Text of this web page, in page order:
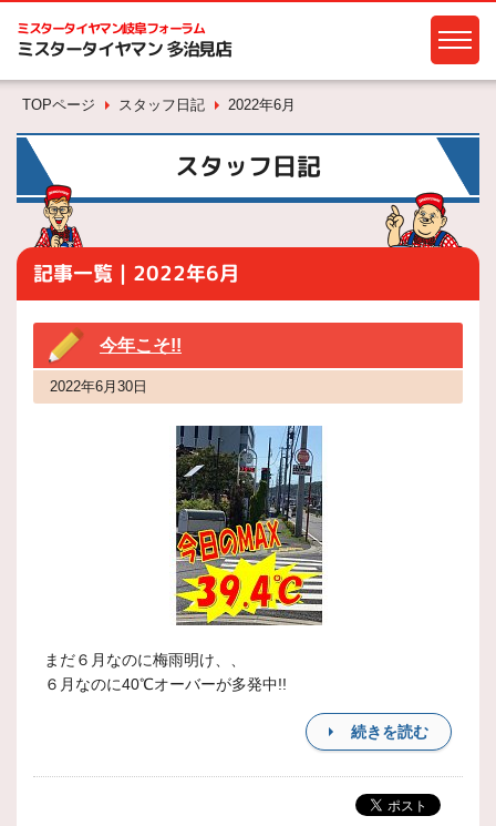
ミスタータイヤマン岐阜フォーラム
ミスタータイヤマン 多治見店
TOPページ スタッフ日記 2022年6月
スタッフ日記
記事一覧｜2022年6月
今年こそ!!
2022年6月30日
まだ６月なのに梅雨明け、、
６月なのに40℃オーバーが多発中!!
続きを読む